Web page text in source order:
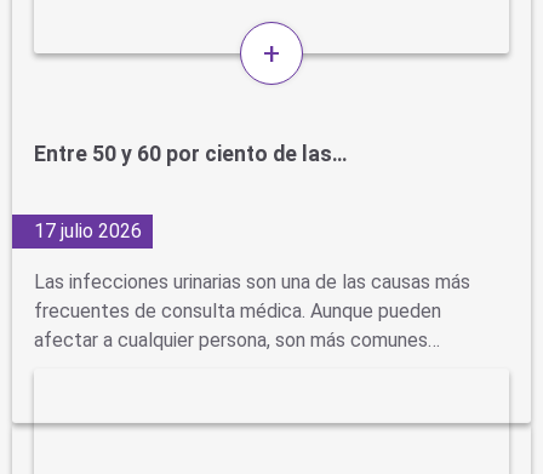
+
Entre 50 y 60 por ciento de las…
17 julio 2026
Las infecciones urinarias son una de las causas más
frecuentes de consulta médica. Aunque pueden
afectar a cualquier persona, son más comunes…